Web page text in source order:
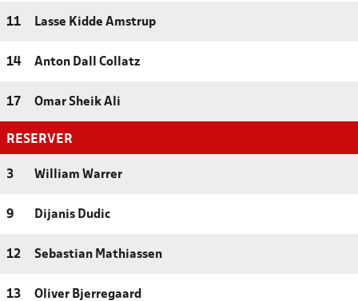
11 Lasse Kidde Amstrup
14 Anton Dall Collatz
17 Omar Sheik Ali
RESERVER
3 William Warrer
9 Dijanis Dudic
12 Sebastian Mathiassen
13 Oliver Bjerregaard